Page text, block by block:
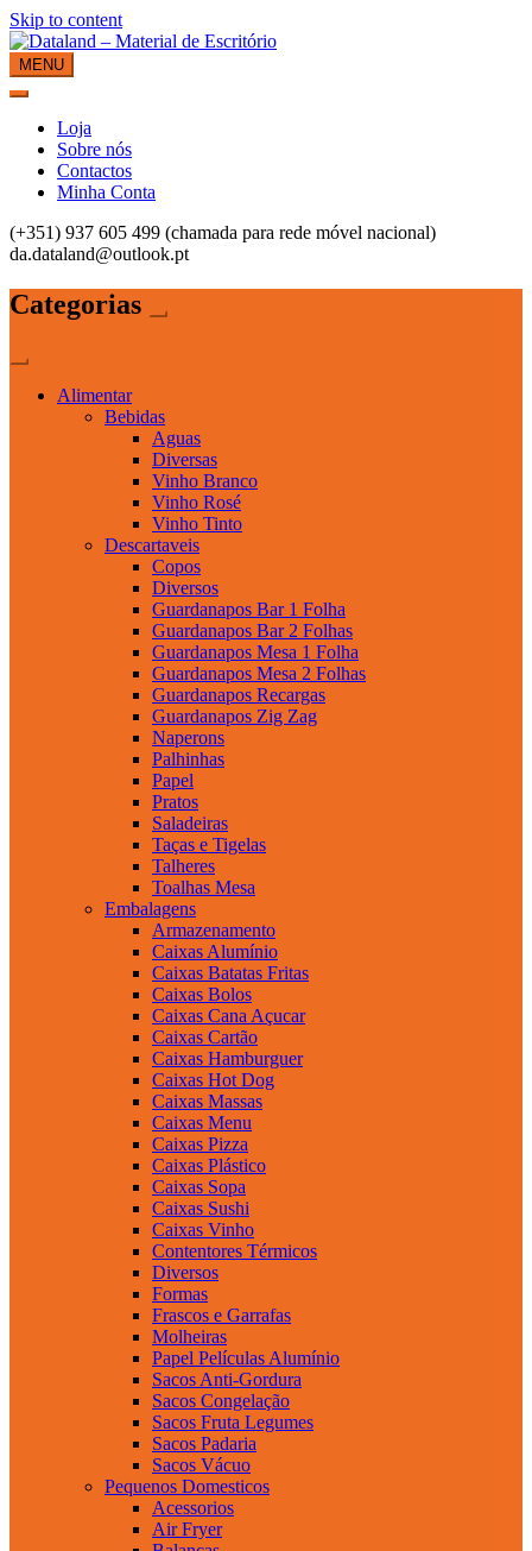
Skip to content
Dataland – Material de Escritório
Material de Escritório
MENU
Loja
Sobre nós
Contactos
Minha Conta
(+351) 937 605 499 (chamada para rede móvel nacional)
da.dataland@outlook.pt
Categorias
Alimentar
Bebidas
Aguas
Diversas
Vinho Branco
Vinho Rosé
Vinho Tinto
Descartaveis
Copos
Diversos
Guardanapos Bar 1 Folha
Guardanapos Bar 2 Folhas
Guardanapos Mesa 1 Folha
Guardanapos Mesa 2 Folhas
Guardanapos Recargas
Guardanapos Zig Zag
Naperons
Palhinhas
Papel
Pratos
Saladeiras
Taças e Tigelas
Talheres
Toalhas Mesa
Embalagens
Armazenamento
Caixas Alumínio
Caixas Batatas Fritas
Caixas Bolos
Caixas Cana Açucar
Caixas Cartão
Caixas Hamburguer
Caixas Hot Dog
Caixas Massas
Caixas Menu
Caixas Pizza
Caixas Plástico
Caixas Sopa
Caixas Sushi
Caixas Vinho
Contentores Térmicos
Diversos
Formas
Frascos e Garrafas
Molheiras
Papel Películas Alumínio
Sacos Anti-Gordura
Sacos Congelação
Sacos Fruta Legumes
Sacos Padaria
Sacos Vácuo
Pequenos Domesticos
Acessorios
Air Fryer